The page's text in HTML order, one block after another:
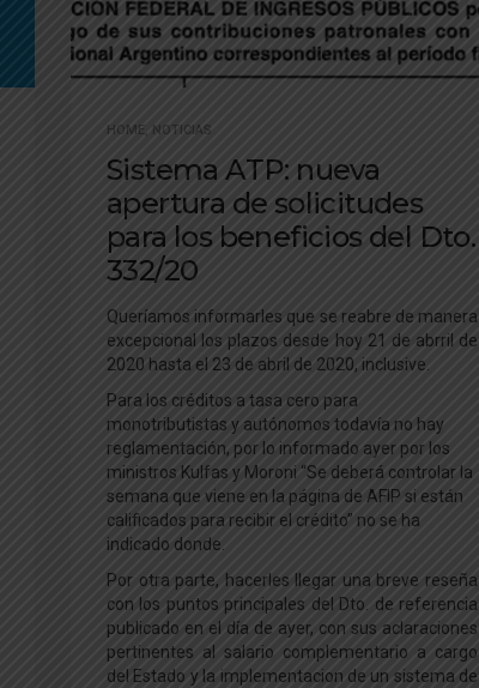
HOME NOTICIAS
Sistema ATP: nueva
apertura de solicitudes
para los beneficios del Dto.
332/20
Queríamos informarles que se reabre de manera
excepcional los plazos desde hoy 21 de abrril de
2020 hasta el 23 de abril de 2020, inclusive.
Para los créditos a tasa cero para
monotributistas y autónomos todavía no hay
reglamentación, por lo informado ayer por los
ministros Kulfas y Moroni “Se deberá controlar la
semana que viene en la página de AFIP si están
calificados para recibir el crédito” no se ha
indicado donde.
Por otra parte, hacerles llegar una breve reseña
con los puntos principales del Dto. de referencia
publicado en el día de ayer, con sus aclaraciones
pertinentes al salario complementario a cargo
del Estado y la implementacion de un sistema de